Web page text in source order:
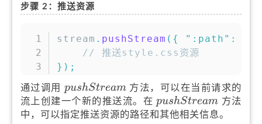
步骤 2：推送资源
stream . pushStream ( { ":path" :
// 推送style.css资源
} ) ;
复制
通过调用pushStream
p
u
s
h
S
t
r
e
a
m
方法，可以在当前请求的
流上创建一个新的推送流。在pushStream
p
u
s
h
S
t
r
e
a
m
方法
中，可以指定推送资源的路径和其他相关信息。